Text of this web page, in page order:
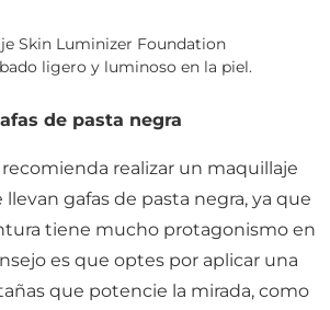
Skin Luminizer Foundation
ligero y luminoso en la piel.
de pasta negra
realizar un maquillaje
llevan gafas de pasta negra, ya que
tiene mucho protagonismo en
es que optes por aplicar una
que potencie la mirada, como